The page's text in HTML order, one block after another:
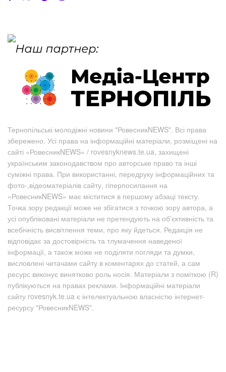
Тернопільські молодіжні новини "РовесникNEWS". Всі права
збережено. Усі права на інформаційні матеріали, розміщені на
сайті «РовесникNEWS» / rovesnyknews.te.ua, захищені
українським законодавством про авторське право та інші
суміжні права. При використанні, передруку інформаційних та
фото-,відеоматеріалів сайту, гіперпосилання на
«РовесникNEWS» має міститися в першому абзаці тексту.
Точка зору редакції може не збігатися з точкою зору автора, а
усі опубліковані матеріали не претендують на об'єктивність та
всебічність висвітлення теми, про яку йдеться. Редакція не
відповідає за достовірність та тлумачення наведеної
інформації, а також може не поділяти погляди та думки,
висловлені читачами сайту в коментарях до статей, а сам
ресурс виконує винятково роль носія. Матеріали з поміткою (R)
публікуються на правах реклами. Інформаційні матеріали
сайту rovesnyk.te.ua є інтелектуальною власністю інтернет-
ресурсу "РовесникNEWS".